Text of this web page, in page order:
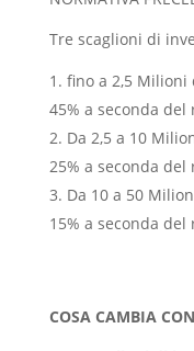
Tre scaglioni di
fino a 2,5 Milioni
45% a seconda
Da 2,5 a 10
25% a seconda
Da 10 a 50
15% a seconda
COSA CAMBIA